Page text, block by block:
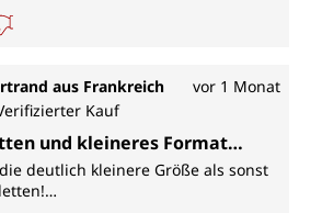
aus Frankreich vor 1 Monat
Bewertung von 3 von 5 Sternen
Kauf
und kleineres Format…
deutlich kleinere Größe als sonst